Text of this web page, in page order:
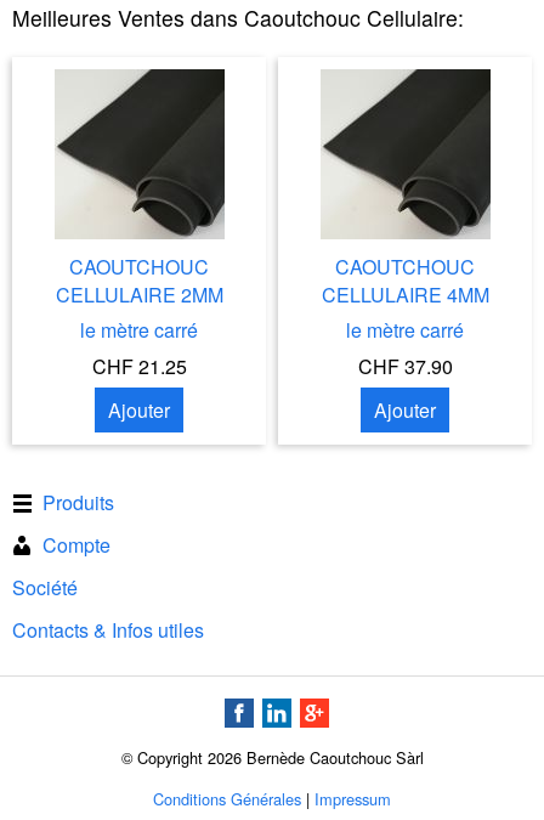
Meilleures Ventes dans Caoutchouc Cellulaire:
CAOUTCHOUC
CELLULAIRE 2MM
le mètre carré
CHF 21.25
Ajouter
CAOUTCHOUC
CELLULAIRE 4MM
le mètre carré
CHF 37.90
Ajouter
Produits
Compte
Société
Contacts & Infos utiles
© Copyright 2026 Bernède Caoutchouc Sàrl
Conditions Générales | Impressum